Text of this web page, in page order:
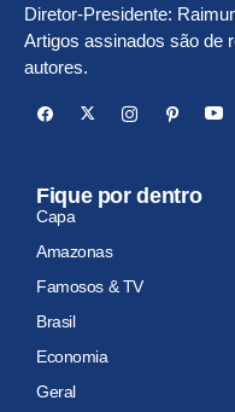
Diretor-Presidente:
Artigos assinados são de
autores.
Fique por dentro
Capa
Amazonas
Famosos & TV
Brasil
Economia
Geral